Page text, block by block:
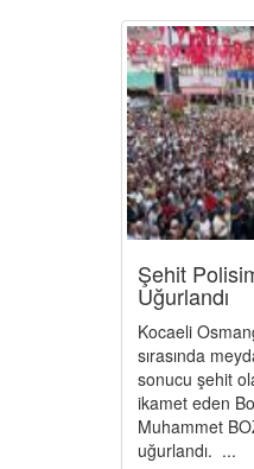
Şehit
Uğurlandı
Kocaeli
sırasında
sonucu şehit
ikamet eden
Muhammet
uğurlandı. ...